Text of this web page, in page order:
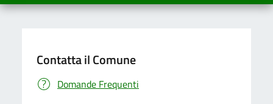
Contatta il Comune
Domande Frequenti